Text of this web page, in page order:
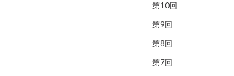
第10回
第9回
第8回
第7回